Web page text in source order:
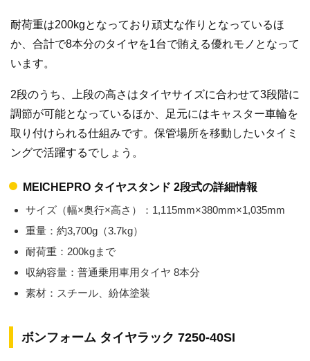
耐荷重は200kgとなっており頑丈な作りとなっているほ
か、合計で8本分のタイヤを1台で賄える優れモノとなって
います。
2段のうち、上段の高さはタイヤサイズに合わせて3段階に
調節が可能となっているほか、足元にはキャスター車輪を
取り付けられる仕組みです。保管場所を移動したいタイミ
ングで活躍するでしょう。
MEICHEPRO タイヤスタンド 2段式の詳細情報
サイズ（幅×奥行×高さ）：1,115mm×380mm×1,035mm
重量：約3,700g（3.7kg）
耐荷重：200kgまで
収納容量：普通乗用車用タイヤ 8本分
素材：スチール、紛体塗装
ボンフォーム タイヤラック 7250-40SI